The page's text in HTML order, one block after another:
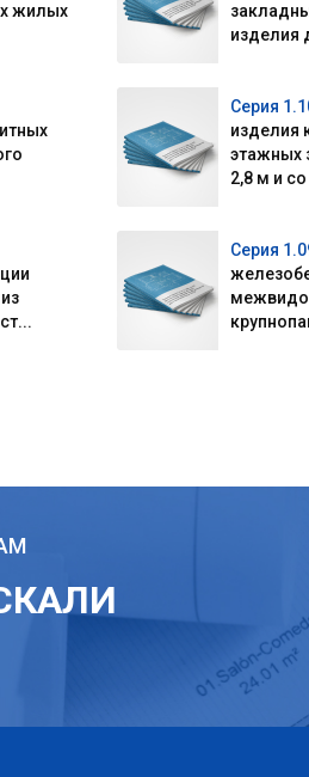
жилых
изделия
Серия
изделия
этажных
2,8 м и
Серия